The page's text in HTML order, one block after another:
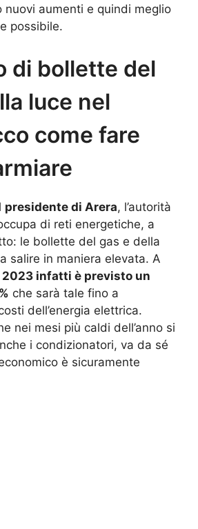
nuovi aumenti e quindi meglio
possibile.
di bollette del
luce nel
come fare
presidente di Arera, l’autorità
di reti energetiche, a
le bollette del gas e della
salire in maniera elevata. A
infatti è previsto un
che sarà tale fino a
dell’energia elettrica.
nei mesi più caldi dell’anno si
i condizionatori, va da sé
è sicuramente